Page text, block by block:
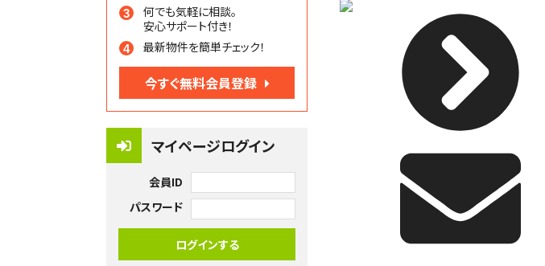
何でも気軽に相談。
安心サポート付き！
最新物件を簡単チェック！
今すぐ無料会員登録
マイページログイン
会員ID
パスワード